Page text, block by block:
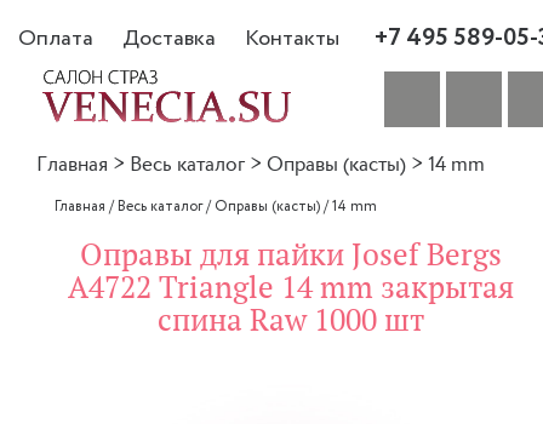
Оплата Доставка Контакты +7 495 589-
Главная > Весь каталог > Оправы (касты) > 14 mm
Главная /Весь каталог/Оправы (касты)/14 mm
Оправы для пайки Josef Bergs
A4722 Triangle 14 mm закрытая
спина Raw 1000 шт